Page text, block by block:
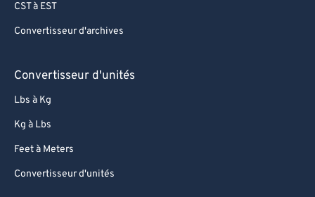
CST à EST
Convertisseur d'archives
Convertisseur d'unités
Lbs à Kg
Kg à Lbs
Feet à Meters
Convertisseur d'unités